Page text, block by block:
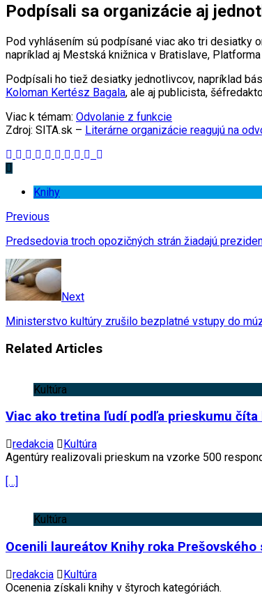
Podpísali sa organizácie aj
Pod vyhlásením sú podpísané viac ako tri desiatky
napríklad aj Mestská knižnica v Bratislave,
Podpísali ho tiež desiatky jednotlivcov, napríklad
Koloman Kertész Bagala, ale aj publicista,
Viac k témam: Odvolanie z funkcie
Zdroj: SITA.sk – Literárne organizácie reagujú na
Knihy
Previous
Predsedovia troch opozičných strán žiadajú
Next
Ministerstvo kultúry zrušilo bezplatné vstupy do
Related Articles
Kultúra
Viac ako tretina ľudí podľa prieskumu číta
redakcia
Kultúra
Agentúry realizovali prieskum na vzorke 500
[…]
Kultúra
Ocenili laureátov Knihy roka
redakcia
Kultúra
Ocenenia získali knihy v štyroch kategóriách.